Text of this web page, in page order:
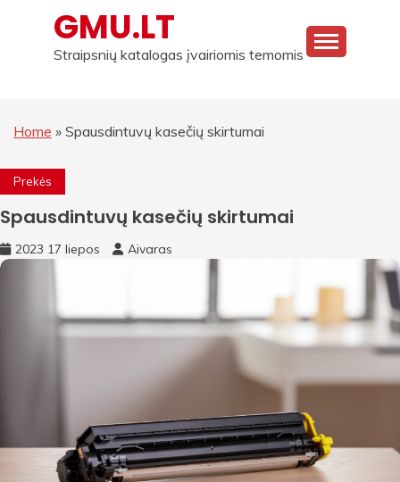
GMU.LT
Straipsnių katalogas įvairiomis temomis
Home » Spausdintuvų kasečių skirtumai
Prekės
Spausdintuvų kasečių skirtumai
2023 17 liepos Aivaras